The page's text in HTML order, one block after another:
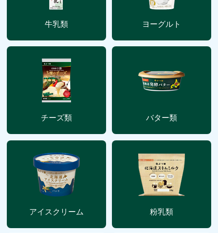
牛乳類 ヨーグルト
チーズ類 バター類
アイスクリーム 粉乳類